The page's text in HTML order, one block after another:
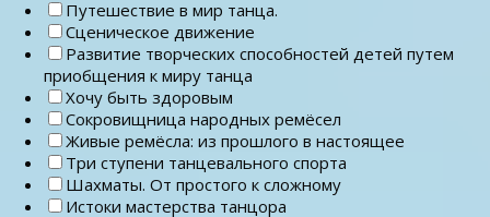
Путешествие в мир танца.
Сценическое движение
Развитие творческих способностей детей путем
приобщения к миру танца
Хочу быть здоровым
Сокровищница народных ремёсел
Живые ремёсла: из прошлого в настоящее
Три ступени танцевального спорта
Шахматы. От простого к сложному
Истоки мастерства танцора